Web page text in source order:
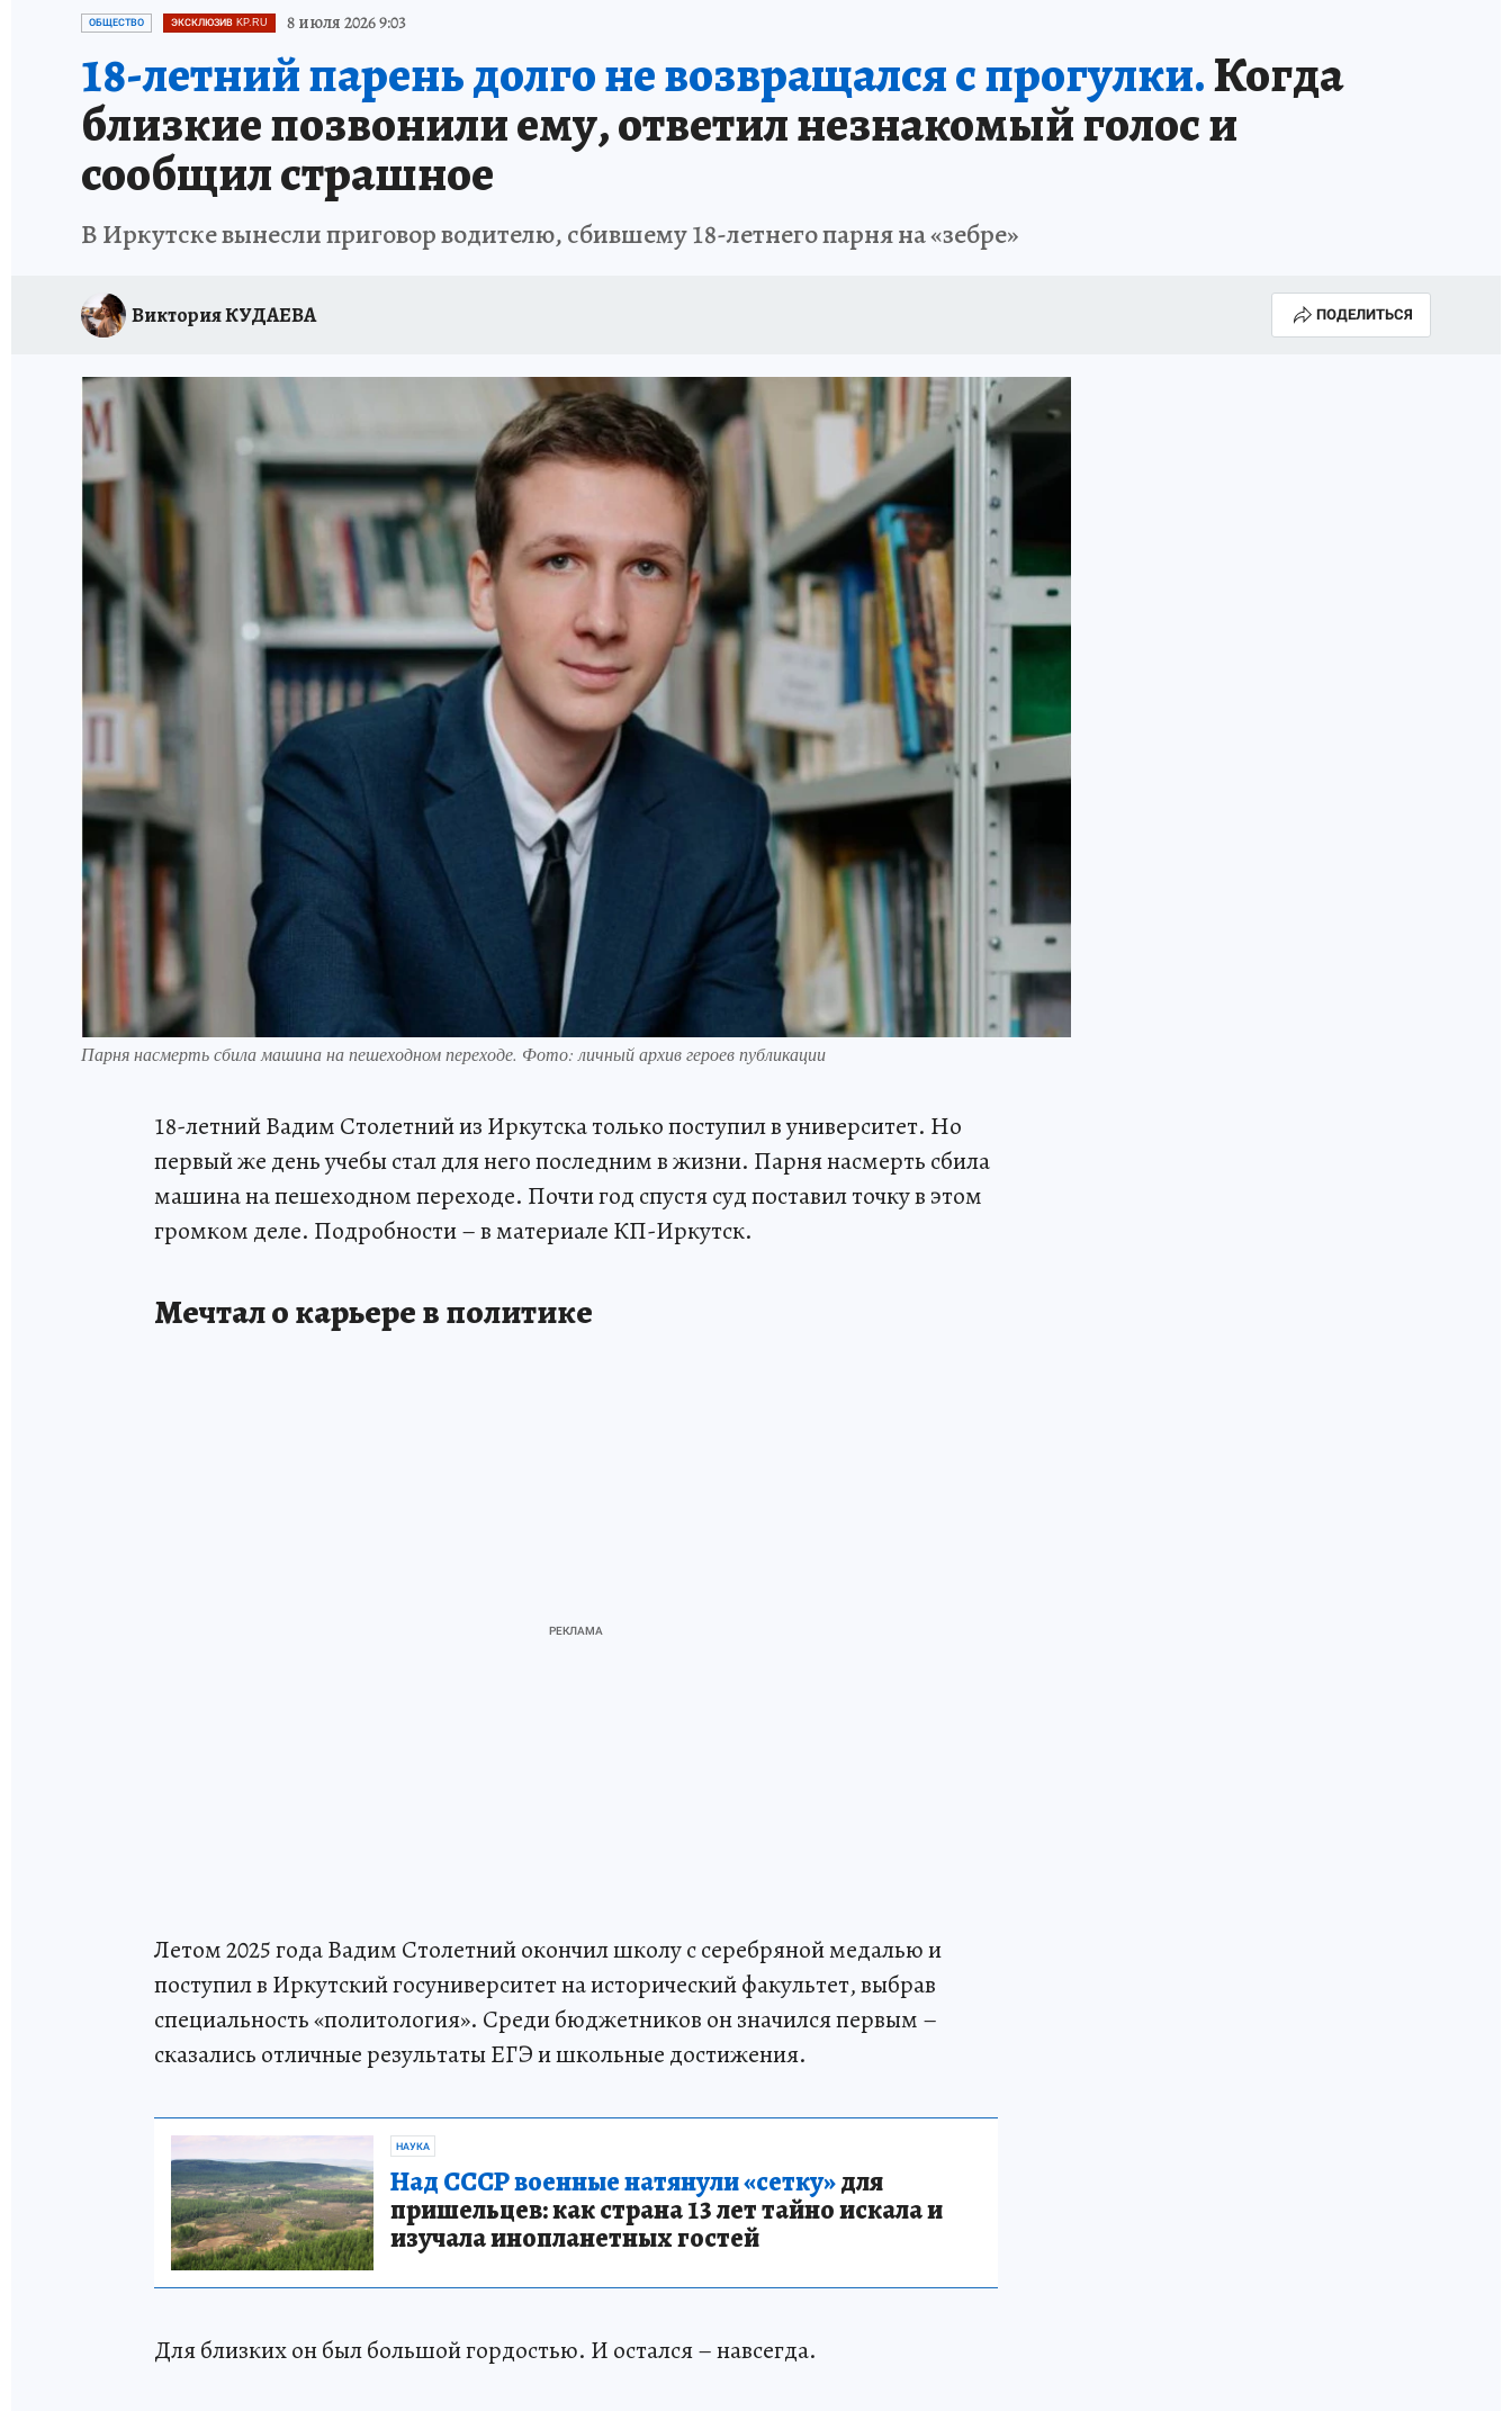
ПРОИСШЕСТВИЯ АФИША
ОБЩЕСТВО ЭКСКЛЮЗИВ KP.RU 8 июля 2026 9:03
18-летний парень долго не возвращался с прогулки.Когда
близкие позвонили ему, ответил незнакомый голос и
сообщил страшное
В Иркутске вынесли приговор водителю, сбившему 18-летнего парня на «зебре»
Виктория КУДАЕВА ПОДЕЛИТЬСЯ
Парня насмерть сбила машина на пешеходном переходе. Фото: личный архив героев публикации
18-летний Вадим Столетний из Иркутска только поступил в университет. Но
первый же день учебы стал для него последним в жизни. Парня насмерть сбила
машина на пешеходном переходе. Почти год спустя суд поставил точку в этом
громком деле. Подробности – в материале КП-Иркутск.
Мечтал о карьере в политике
Летом 2025 года Вадим Столетний окончил школу с серебряной медалью и
поступил в Иркутский госуниверситет на исторический факультет, выбрав
специальность «политология». Среди бюджетников он значился первым –
сказались отличные результаты ЕГЭ и школьные достижения.
НАУКА
Над СССР военные натянули «сетку»для
пришельцев: как страна 13 лет тайно искала и
изучала инопланетных гостей
Для близких он был большой гордостью. И остался – навсегда.